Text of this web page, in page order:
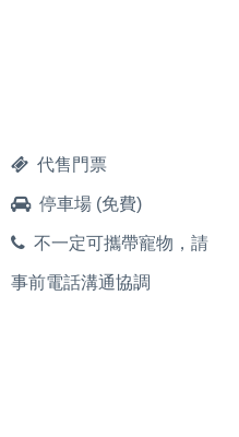
代售門票
停車場 (免費)
不一定可攜帶寵物，請
事前電話溝通協調